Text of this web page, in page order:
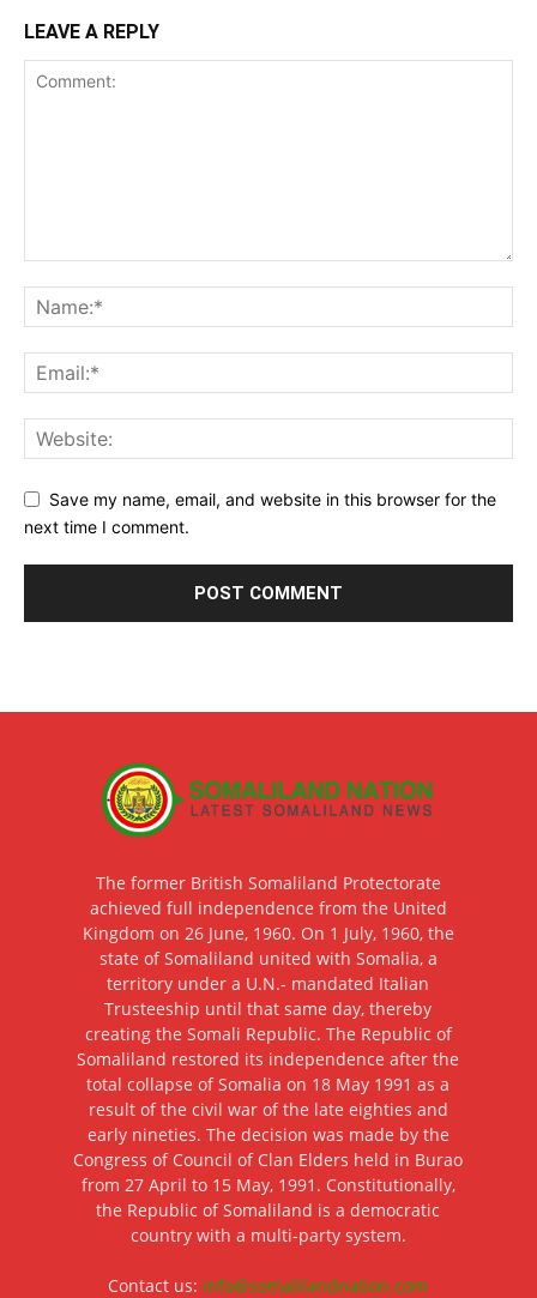
LEAVE A REPLY
Save my name, email, and website in this browser for the
next time I comment.
The former British Somaliland Protectorate
achieved full independence from the United
Kingdom on 26 June, 1960. On 1 July, 1960, the
state of Somaliland united with Somalia, a
territory under a U.N.- mandated Italian
Trusteeship until that same day, thereby
creating the Somali Republic. The Republic of
Somaliland restored its independence after the
total collapse of Somalia on 18 May 1991 as a
result of the civil war of the late eighties and
early nineties. The decision was made by the
Congress of Council of Clan Elders held in Burao
from 27 April to 15 May, 1991. Constitutionally,
the Republic of Somaliland is a democratic
country with a multi-party system.
Contact us: info@somalilandnation.com